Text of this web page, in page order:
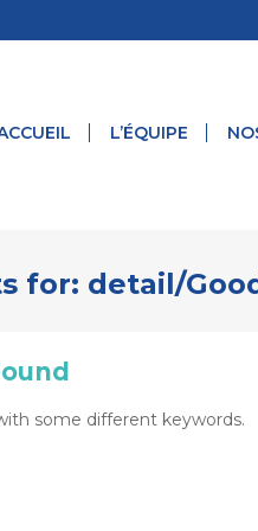
L’ÉQUIPE
for: detail/
some different keywords.